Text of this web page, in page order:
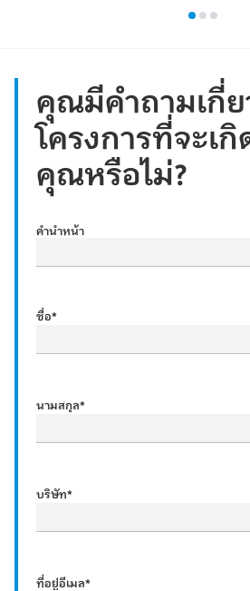
คุณมีคำถามเกี่
โครงการที่จะเ
คุณหรือไม่?
คำนำหน้า
ชื่อ*
นามสกุล*
บริษัท*
ที่อยู่อีเมล*